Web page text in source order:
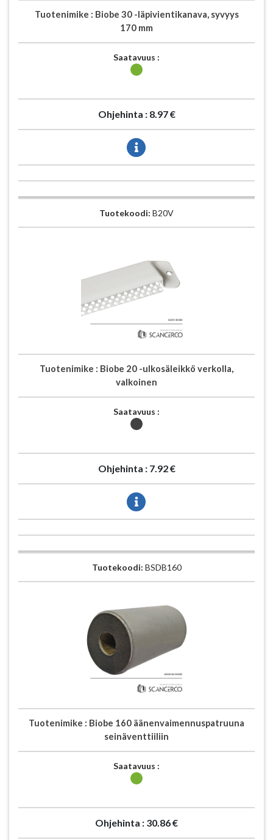
Tuotenimike : Biobe 30 -läpivientikanava, syvyys
170 mm
Saatavuus :
Ohjehinta : 8.97 €
Tuotekoodi: B20V
Tuotenimike : Biobe 20 -ulkosäleikkö verkolla,
valkoinen
Saatavuus :
Ohjehinta : 7.92 €
Tuotekoodi: BSDB160
Tuotenimike : Biobe 160 äänenvaimennuspatruuna
seinäventtiiliin
Saatavuus :
Ohjehinta : 30.86 €